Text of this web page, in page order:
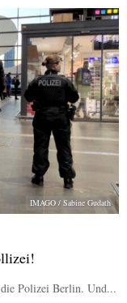
IMAGO / Sabine Gudath
Polizei Berlin. Und...